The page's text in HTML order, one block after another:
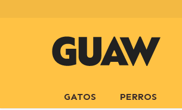
GATOS PERROS